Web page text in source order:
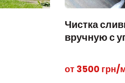
Чистка
вручную с
от 3500 грн/